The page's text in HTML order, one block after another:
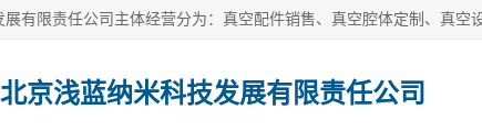
北京浅蓝纳米科技发展有限责任公司